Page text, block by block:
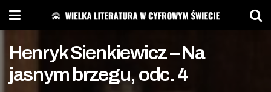
Henryk Sienkiewicz – Na
jasnym brzegu, odc. 4